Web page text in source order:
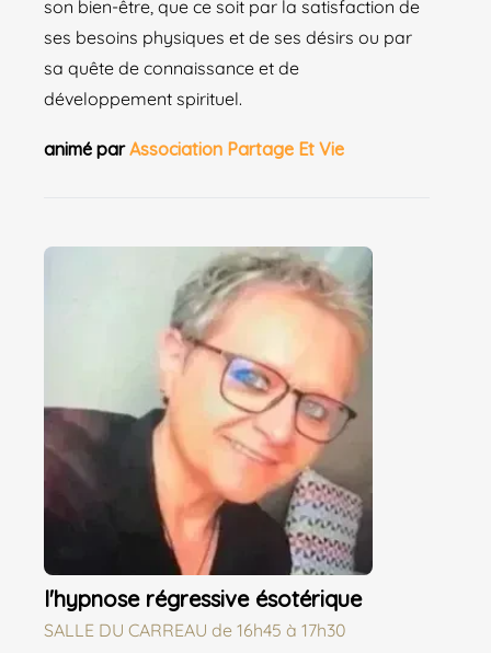
son bien-être, que ce soit par la satisfaction de
ses besoins physiques et de ses désirs ou par
sa quête de connaissance et de
développement spirituel.
animé parAssociation Partage Et Vie
l'hypnose régressive ésotérique
SALLE DU CARREAU de 16h45 à 17h30